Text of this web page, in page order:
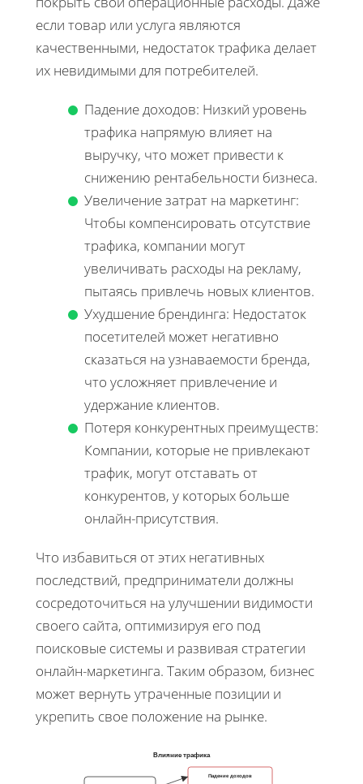
если товар или услуга являются
качественными, недостаток трафика делает
их невидимыми для потребителей.
Падение доходов: Низкий уровень
трафика напрямую влияет на
выручку, что может привести к
снижению рентабельности бизнеса.
Увеличение затрат на маркетинг:
Чтобы компенсировать отсутствие
трафика, компании могут
увеличивать расходы на рекламу,
пытаясь привлечь новых клиентов.
Ухудшение брендинга: Недостаток
посетителей может негативно
сказаться на узнаваемости бренда,
что усложняет привлечение и
удержание клиентов.
Потеря конкурентных преимуществ:
Компании, которые не привлекают
трафик, могут отставать от
конкурентов, у которых больше
онлайн-присутствия.
Что избавиться от этих негативных
последствий, предприниматели должны
сосредоточиться на улучшении видимости
своего сайта, оптимизируя его под
поисковые системы и развивая стратегии
онлайн-маркетинга. Таким образом, бизнес
может вернуть утраченные позиции и
укрепить свое положение на рынке.
Влияние трафика
Падение доходов